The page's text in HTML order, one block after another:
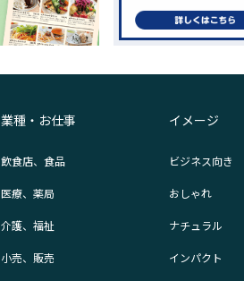
業種・お仕事
飲食店、食品
医療、薬局
介護、福祉
小売、販売
イメージ
ビジネス向き
おしゃれ
ナチュラル
インパクト